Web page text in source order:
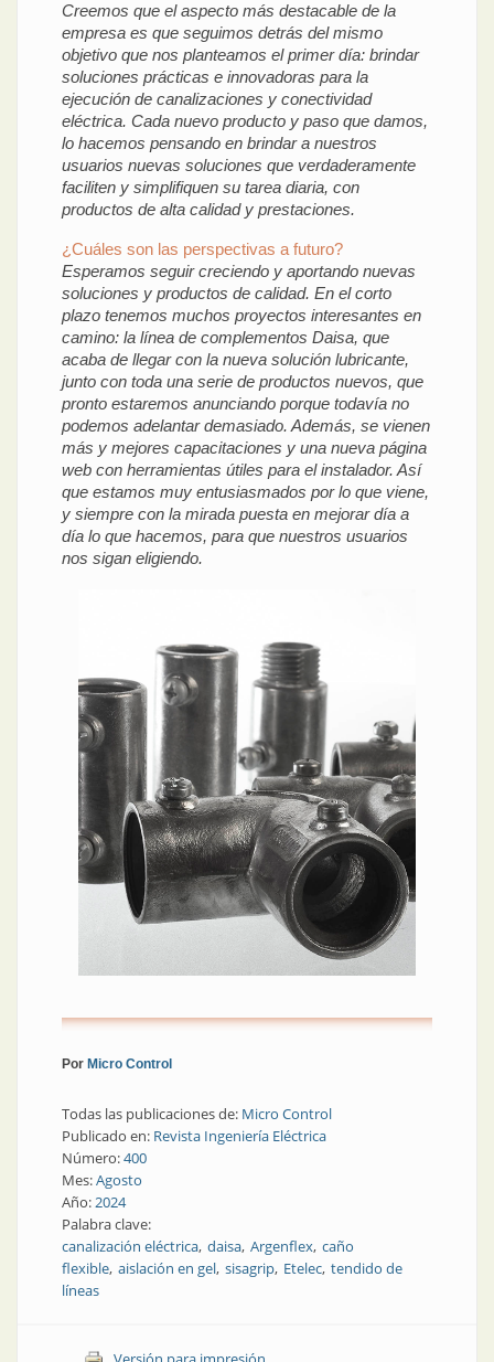
Creemos que el aspecto más destacable de la
empresa es que seguimos detrás del mismo
objetivo que nos planteamos el primer día: brindar
soluciones prácticas e innovadoras para la
ejecución de canalizaciones y conectividad
eléctrica. Cada nuevo producto y paso que damos,
lo hacemos pensando en brindar a nuestros
usuarios nuevas soluciones que verdaderamente
faciliten y simplifiquen su tarea diaria, con
productos de alta calidad y prestaciones.
¿Cuáles son las perspectivas a futuro?
Esperamos seguir creciendo y aportando nuevas
soluciones y productos de calidad. En el corto
plazo tenemos muchos proyectos interesantes en
camino: la línea de complementos Daisa, que
acaba de llegar con la nueva solución lubricante,
junto con toda una serie de productos nuevos, que
pronto estaremos anunciando porque todavía no
podemos adelantar demasiado. Además, se vienen
más y mejores capacitaciones y una nueva página
web con herramientas útiles para el instalador. Así
que estamos muy entusiasmados por lo que viene,
y siempre con la mirada puesta en mejorar día a
día lo que hacemos, para que nuestros usuarios
nos sigan eligiendo.
Por Micro Control
Todas las publicaciones de: Micro Control
Publicado en: Revista Ingeniería Eléctrica
Número:400
Mes:Agosto
Año:2024
Palabra clave:
canalización eléctrica daisa Argenflex caño
flexible aislación en gel sisagrip Etelec tendido de
líneas